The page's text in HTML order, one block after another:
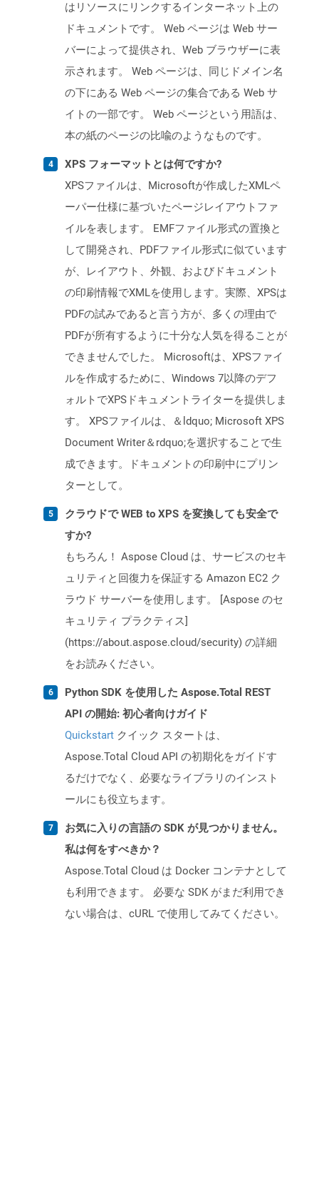
はリソースにリンクするインターネット上の
ドキュメントです。 Web ページは Web サー
バーによって提供され、Web ブラウザーに表
示されます。 Web ページは、同じドメイン名
の下にある Web ページの集合である Web サ
イトの一部です。 Web ページという用語は、
本の紙のページの比喩のようなものです。
XPS フォーマットとは何ですか?
XPSファイルは、Microsoftが作成したXMLペ
ーパー仕様に基づいたページレイアウトファ
イルを表します。 EMFファイル形式の置換と
して開発され、PDFファイル形式に似ています
が、レイアウト、外観、およびドキュメント
の印刷情報でXMLを使用します。実際、XPSは
PDFの試みであると言う方が、多くの理由で
PDFが所有するように十分な人気を得ることが
できませんでした。 Microsoftは、XPSファイ
ルを作成するために、Windows 7以降のデフ
ォルトでXPSドキュメントライターを提供しま
す。 XPSファイルは、＆ldquo; Microsoft XPS
Document Writer＆rdquo;を選択することで生
成できます。ドキュメントの印刷中にプリン
ターとして。
クラウドで WEB to XPS を変換しても安全で
すか?
もちろん！ Aspose Cloud は、サービスのセキ
ュリティと回復力を保証する Amazon EC2 ク
ラウド サーバーを使用します。 [Aspose のセ
キュリティ プラクティス]
(https://about.aspose.cloud/security) の詳細
をお読みください。
Python SDK を使用した Aspose.Total REST
API の開始: 初心者向けガイド
Quickstart クイック スタートは、
Aspose.Total Cloud API の初期化をガイドす
るだけでなく、必要なライブラリのインスト
ールにも役立ちます。
お気に入りの言語の SDK が見つかりません。
私は何をすべきか？
Aspose.Total Cloud は Docker コンテナとして
も利用できます。 必要な SDK がまだ利用でき
ない場合は、cURL で使用してみてください。